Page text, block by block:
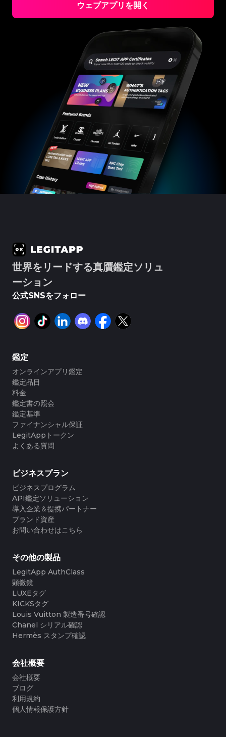
ウェブアプリを開く
世界をリードする真贋鑑定ソリュ
ーション
公式SNSをフォロー
鑑定
オンラインアプリ鑑定
鑑定品目
料金
鑑定書の照会
鑑定基準
ファイナンシャル保証
LegitAppトークン
よくある質問
ビジネスプラン
ビジネスプログラム
API鑑定ソリューション
導入企業＆提携パートナー
ブランド資産
お問い合わせはこちら
その他の製品
LegitApp AuthClass
顕微鏡
LUXEタグ
KICKSタグ
Louis Vuitton 製造番号確認
Chanel シリアル確認
Hermès スタンプ確認
会社概要
会社概要
ブログ
利用規約
個人情報保護方針